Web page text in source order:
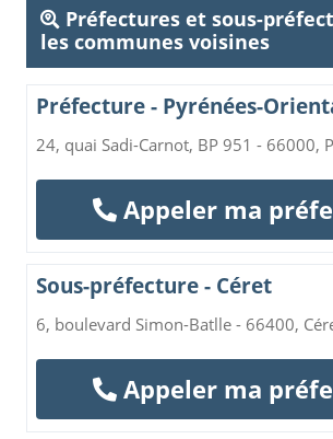
Préfectures et sous-
les communes voisines
Préfecture - Pyrénées-
24, quai Sadi-Carnot, BP 951 - 66000,
Appeler ma
Sous-préfecture - Céret
6, boulevard Simon-Batlle - 66400,
Appeler ma